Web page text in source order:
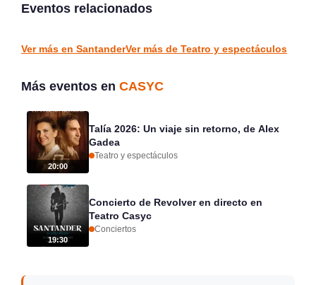
Eventos relacionados
Santander
Ver más en SantanderVer más de Teatro y espectáculos
Más eventos en CASYC
20:00
Talía 2026: Un viaje sin retorno, de Alex
Gadea
Teatro y espectáculos
19:30
Concierto de Revolver en directo en
Teatro Casyc
Conciertos